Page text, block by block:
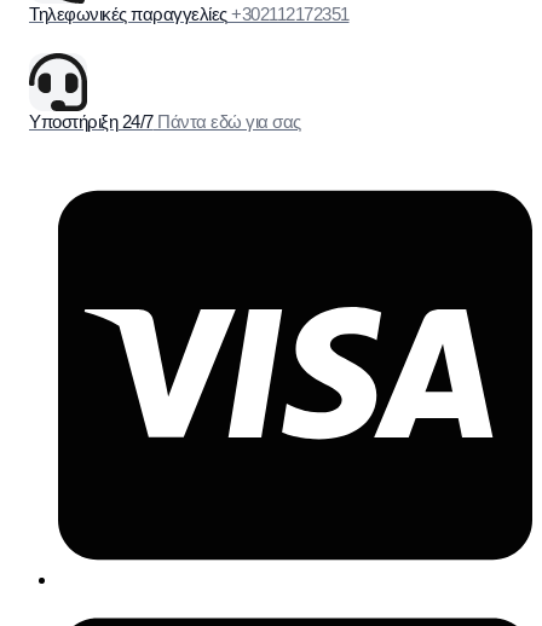
Τηλεφωνικές παραγγελίες +302112172351
Υποστήριξη 24/7 Πάντα εδώ για σας